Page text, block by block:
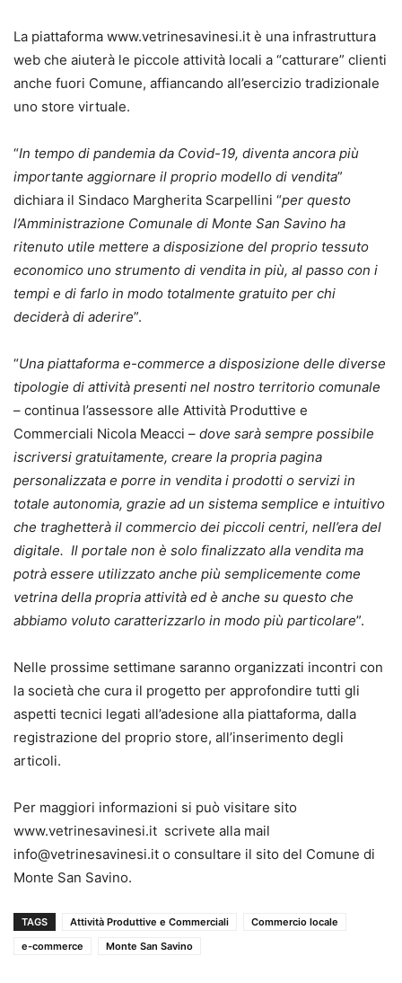
La piattaforma www.vetrinesavinesi.it è una infrastruttura
web che aiuterà le piccole attività locali a “catturare” clienti
anche fuori Comune, affiancando all’esercizio tradizionale
uno store virtuale.
“In tempo di pandemia da Covid-19, diventa ancora più
importante aggiornare il proprio modello di vendita”
dichiara il Sindaco Margherita Scarpellini “per questo
l’Amministrazione Comunale di Monte San Savino ha
ritenuto utile mettere a disposizione del proprio tessuto
economico uno strumento di vendita in più, al passo con i
tempi e di farlo in modo totalmente gratuito per chi
deciderà di aderire”.
“Una piattaforma e-commerce a disposizione delle diverse
tipologie di attività presenti nel nostro territorio comunale
– continua l’assessore alle Attività Produttive e
Commerciali Nicola Meacci – dove sarà sempre possibile
iscriversi gratuitamente, creare la propria pagina
personalizzata e porre in vendita i prodotti o servizi in
totale autonomia, grazie ad un sistema semplice e intuitivo
che traghetterà il commercio dei piccoli centri, nell’era del
digitale. Il portale non è solo finalizzato alla vendita ma
potrà essere utilizzato anche più semplicemente come
vetrina della propria attività ed è anche su questo che
abbiamo voluto caratterizzarlo in modo più particolare”.
Nelle prossime settimane saranno organizzati incontri con
la società che cura il progetto per approfondire tutti gli
aspetti tecnici legati all’adesione alla piattaforma, dalla
registrazione del proprio store, all’inserimento degli
articoli.
Per maggiori informazioni si può visitare sito
www.vetrinesavinesi.it scrivete alla mail
info@vetrinesavinesi.it o consultare il sito del Comune di
Monte San Savino.
TAGS Attività Produttive e Commerciali
Commercio locale
e-commerce
Monte San Savino